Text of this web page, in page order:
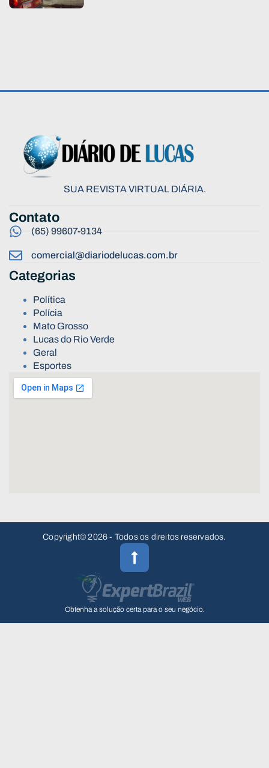
SUA REVISTA VIRTUAL DIÁRIA.
Contato
(65) 99607-9134
comercial@diariodelucas.com.br
Categorias
Política
Polícia
Mato Grosso
Lucas do Rio Verde
Geral
Esportes
Copyright© 2026 - Todos os direitos reservados.
Obtenha a solução certa para o seu negócio.